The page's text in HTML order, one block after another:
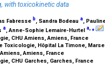
with toxicokinetic data
Fabresse b, Sandra Bodeau a,
a, Anne-Sophie Lemaire-Hurtel a ⁎
CHU Amiens, Amiens, France
Toxicologie, Hôpital La Timone,
Amiens, France
CHU Garches, Garches, France